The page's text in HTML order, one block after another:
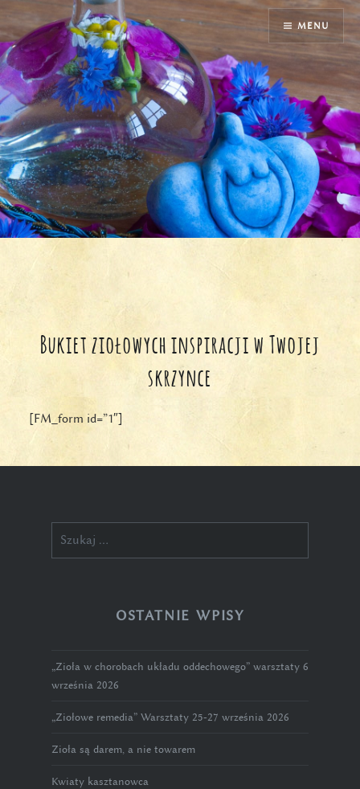
do
treści
MENU
Bukiet ziołowych inspiracji w Twojej
skrzynce
[FM_form id=”1″]
OSTATNIE WPISY
„Zioła w chorobach układu oddechowego” warsztaty 6
września 2026
„Ziołowe remedia” Warsztaty 25-27 września 2026
Zioła są darem, a nie towarem
Kwiaty kasztanowca